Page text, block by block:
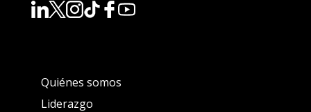
Quiénes somos
Liderazgo